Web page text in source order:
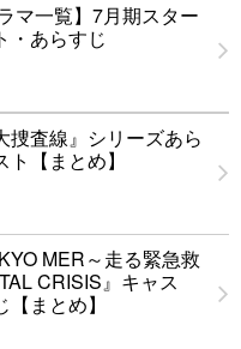
マ一覧】7月期スター
・あらすじ
捜査線』シリーズあら
【まとめ】
MER～走る緊急救
CRISIS』キャス
【まとめ】